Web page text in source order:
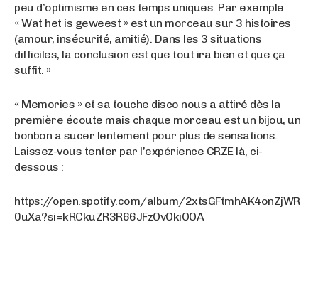
peu d’optimisme en ces temps uniques. Par exemple
« Wat het is geweest » est un morceau sur 3 histoires
(amour, insécurité, amitié). Dans les 3 situations
difficiles, la conclusion est que tout ira bien et que ça
suffit. »
« Memories » et sa touche disco nous a attiré dès la
première écoute mais chaque morceau est un bijou, un
bonbon a sucer lentement pour plus de sensations.
Laissez-vous tenter par l’expérience CRZE là, ci-
dessous :
https://open.spotify.com/album/2xtsGFtmhAK4onZjWR
0uXa?si=kRCkuZR3R66JFzOvOkiOOA